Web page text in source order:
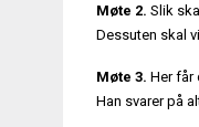
Møte 2. Slik
Dessuten skal
Møte 3. Her får
Han svarer på